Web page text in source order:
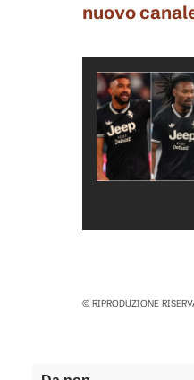
nuovo
© RIPRODUZIONE